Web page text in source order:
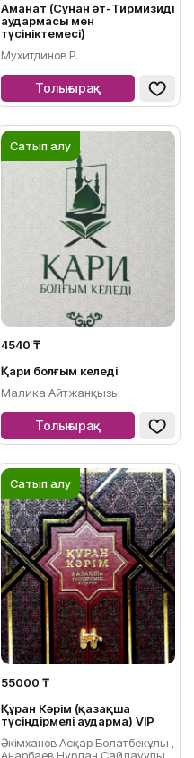
Аманат (Сунан әт-Тирмизидің
аудармасы мен
түсініктемесі)
Мухитдинов Р.
Толығырақ
Сатып алу
4540 ₸
Қари болғым келеді
Малика Айтжанқызы
Толығырақ
Сатып алу
55000 ₸
Құран Кәрім (қазақша
түсіндірмелі аударма) VIP
Әкімханов Асқар Болатбекұлы ,